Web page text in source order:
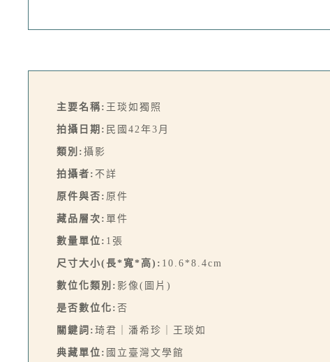
主要名稱: 王琰如獨照
拍攝日期: 民國42年3月
類別: 攝影
拍攝者: 不詳
原件與否: 原件
藏品層次: 單件
數量單位: 1張
尺寸大小(長*寬*高): 10.6*8.4cm
數位化類別: 影像(圖片)
是否數位化: 否
關鍵詞: 琦君｜潘希珍｜王琰如
典藏單位: 國立臺灣文學館